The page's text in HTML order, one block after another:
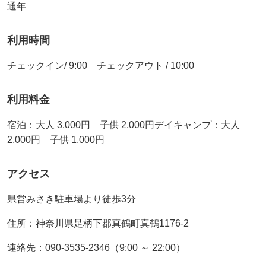
通年
利用時間
チェックイン/ 9:00 チェックアウト / 10:00
利用料金
宿泊：大人 3,000円 子供 2,000円デイキャンプ：大人
2,000円 子供 1,000円
アクセス
県営みさき駐車場より徒歩3分
住所：神奈川県足柄下郡真鶴町真鶴1176-2
連絡先：090-3535-2346（9:00 ～ 22:00）